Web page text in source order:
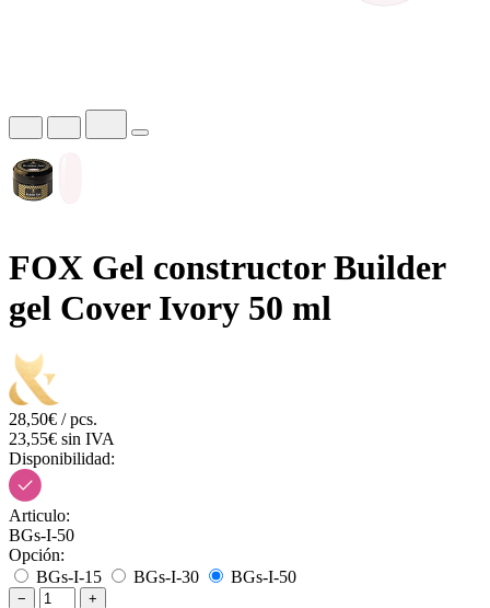
FOX Gel constructor Builder
gel Сover Ivory 50 ml
28,50€ / pcs.
23,55€ sin IVA
Disponibilidad:
Articulo:
BGs-I-50
Opción:
BGs-I-15
BGs-I-30 BGs-I-50
− +